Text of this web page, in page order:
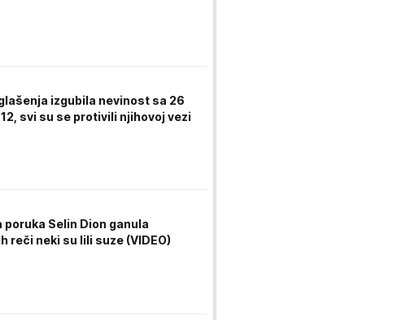
izgubila nevinost sa 26
svi su se protivili njihovoj vezi
Selin Dion ganula
reči neki su lili suze (VIDEO)